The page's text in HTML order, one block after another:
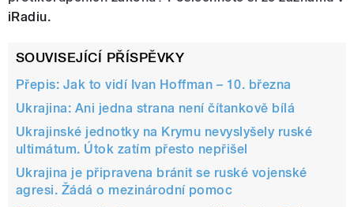
iRadiu.
SOUVISEJÍCÍ PŘÍSPĚVKY
Přepis: Jak to vidí Ivan Hoffman – 10. března
Ukrajina: Ani jedna strana není čítankově bílá
Ukrajinské jednotky na Krymu nevyslyšely ruské
ultimátum. Útok zatím přesto nepřišel
Ukrajina je připravena bránit se ruské vojenské
agresi. Žádá o mezinárodní pomoc